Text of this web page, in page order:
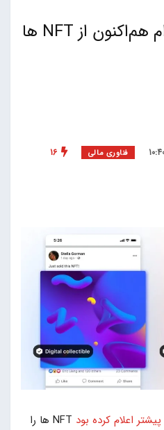
فیسبوک و اینستاگرام هم‌اکنون از NFT ها
فناوری مالی 16
پیشتر اعلام کرده بود
NFT ها را